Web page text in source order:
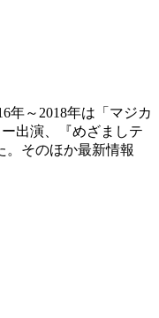
～2018年は「マジカ
出演、『めざましテ
。そのほか最新情報